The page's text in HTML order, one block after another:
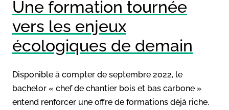
Une formation tournée
vers les enjeux
écologiques de demain
Disponible à compter de septembre 2022, le
bachelor « chef de chantier bois et bas carbone »
entend renforcer une offre de formations déjà riche.